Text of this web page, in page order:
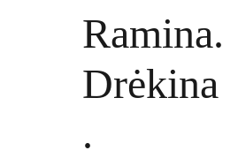
Ramina.
Drėkina
.